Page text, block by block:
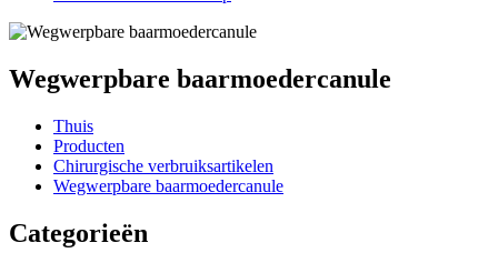
Wegwerpbare baarmoedercanule
Thuis
Producten
Chirurgische verbruiksartikelen
Wegwerpbare baarmoedercanule
Categorieën